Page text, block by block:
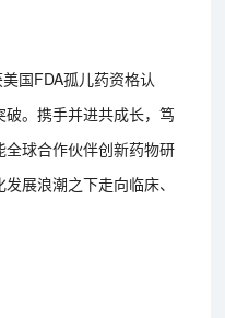
国FDA孤儿药资格认
。携手并进共成长，笃
球合作伙伴创新药物研
展浪潮之下走向临床、